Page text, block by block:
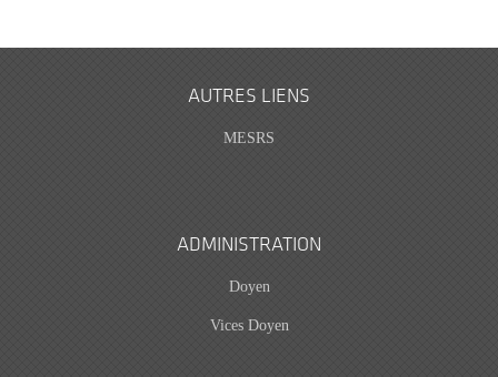
AUTRES LIENS
MESRS
ADMINISTRATION
Doyen
Vices Doyen